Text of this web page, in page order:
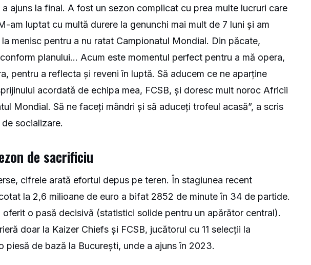
ajuns la final. A fost un sezon complicat cu prea multe lucruri care
am luptat cu multă durere la genunchi mai mult de 7 luni și am
menisc pentru a nu ratat Campionatul Mondial. Din păcate,
planului… Acum este momentul perfect pentru a mă opera,
pentru a reflecta și reveni în luptă. Să aducem ce ne aparține
acordată de echipa mea, FCSB, și doresc mult noroc Africii
Mondial. Să ne faceți mândri și să aduceți trofeul acasă”, a scris
socializare.
de sacrificiu
cifrele arată efortul depus pe teren. În stagiunea recent
la 2,6 milioane de euro a bifat 2852 de minute în 34 de partide.
o pasă decisivă (statistici solide pentru un apărător central).
doar la Kaizer Chiefs și FCSB, jucătorul cu 11 selecții la
piesă de bază la București, unde a ajuns în 2023.